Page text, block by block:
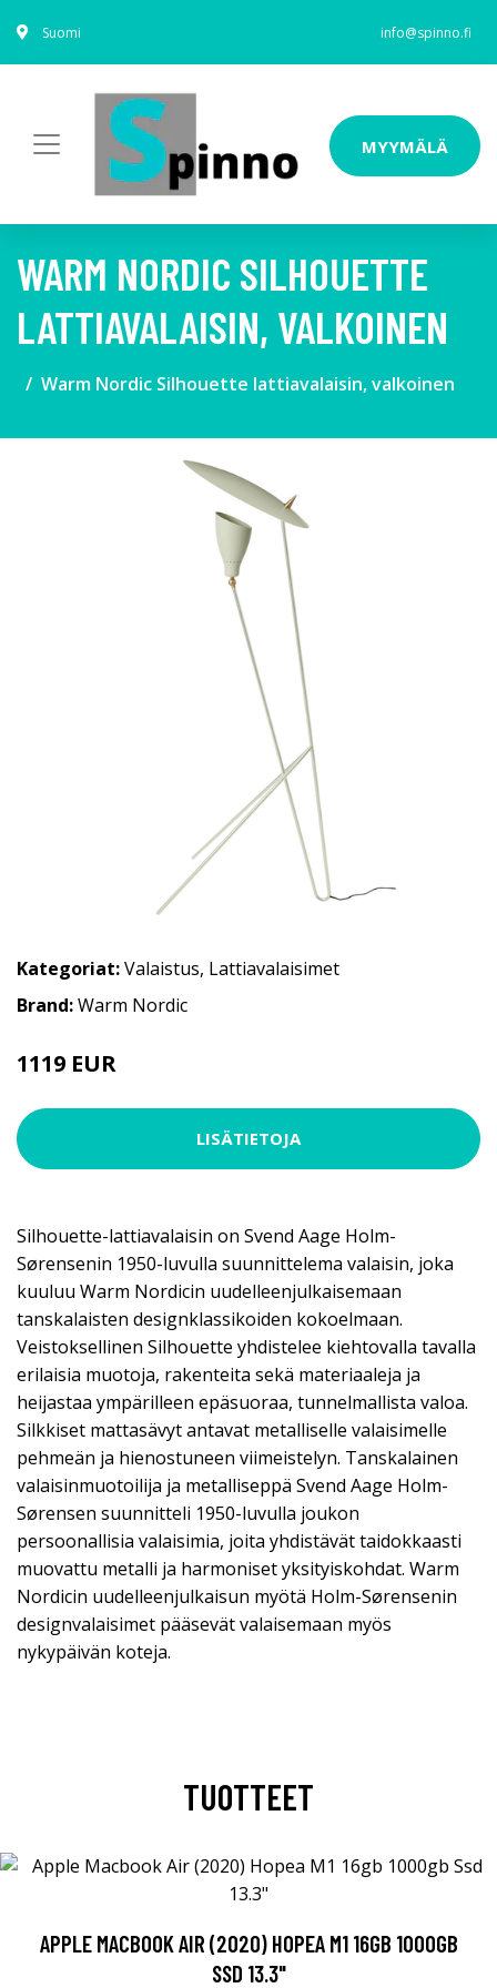
Suomi info@spinno.fi
MYYMÄLÄ
WARM NORDIC SILHOUETTE
LATTIAVALAISIN, VALKOINEN
Warm Nordic Silhouette lattiavalaisin, valkoinen
Kategoriat:Valaistus, Lattiavalaisimet
Brand:Warm Nordic
1119 EUR
LISÄTIETOJA
Silhouette-lattiavalaisin on Svend Aage Holm-
Sørensenin 1950-luvulla suunnittelema valaisin, joka
kuuluu Warm Nordicin uudelleenjulkaisemaan
tanskalaisten designklassikoiden kokoelmaan.
Veistoksellinen Silhouette yhdistelee kiehtovalla tavalla
erilaisia muotoja, rakenteita sekä materiaaleja ja
heijastaa ympärilleen epäsuoraa, tunnelmallista valoa.
Silkkiset mattasävyt antavat metalliselle valaisimelle
pehmeän ja hienostuneen viimeistelyn. Tanskalainen
valaisinmuotoilija ja metalliseppä Svend Aage Holm-
Sørensen suunnitteli 1950-luvulla joukon
persoonallisia valaisimia, joita yhdistävät taidokkaasti
muovattu metalli ja harmoniset yksityiskohdat. Warm
Nordicin uudelleenjulkaisun myötä Holm-Sørensenin
designvalaisimet pääsevät valaisemaan myös
nykypäivän koteja.
TUOTTEET
APPLE MACBOOK AIR (2020) HOPEA M1 16GB 1000GB
SSD 13.3"